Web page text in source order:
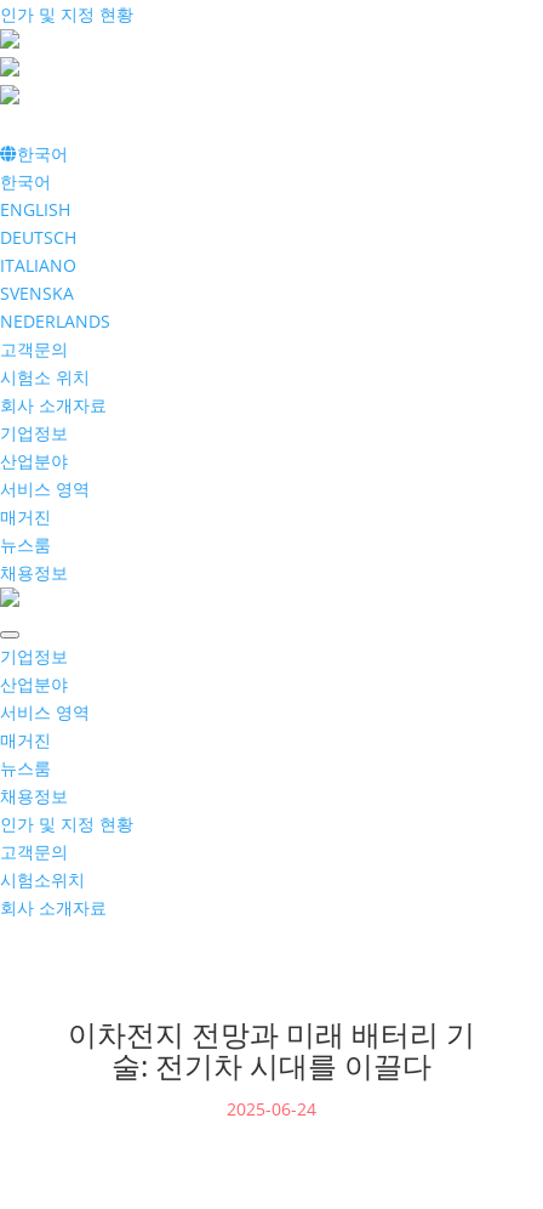
인가 및 지정 현황
한국어
한국어
ENGLISH
DEUTSCH
ITALIANO
SVENSKA
NEDERLANDS
고객문의
시험소 위치
회사 소개자료
기업정보
산업분야
서비스 영역
매거진
뉴스룸
채용정보
기업정보
산업분야
서비스 영역
매거진
뉴스룸
채용정보
인가 및 지정 현황
고객문의
시험소위치
회사 소개자료
이차전지 전망과 미래 배터리 기
술: 전기차 시대를 이끌다
2025-06-24